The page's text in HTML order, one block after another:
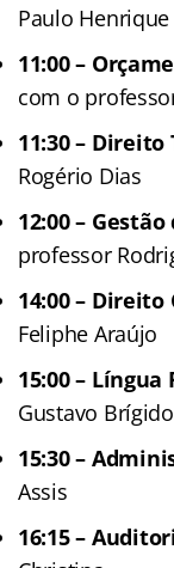
Paulo Henrique
11:00 –
com o
11:30 – Direito
Rogério Dias
12:00 – Gestão
professor
14:00 –
Feliphe Araújo
15:00 –
Gustavo Brígido
15:30 –
Assis
16:15 –